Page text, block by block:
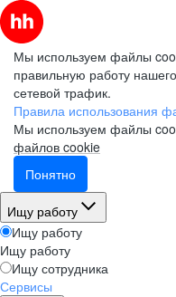
Мы используем файлы
правильную работу
сетевой трафик.
Правила использования
Мы используем файлы
файлов cookie
Понятно
Ищу работу
Ищу работу
Ищу работу
Ищу сотрудника
Сервисы